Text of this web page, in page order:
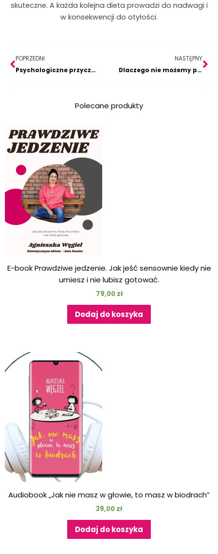
skuteczne. A każda kolejna dieta prowadzi do nadwagi i
w konsekwencji do otyłości.
Prev
POPRZEDNI
Psychologiczne przyczyny otyłości
NASTĘPNY
Dlaczego nie możemy przestać jeść? O książce Chrisa van Tulleken’a „Ultra-processed people”
Polecane produkty
E-book Prawdziwe jedzenie. Jak jeść sensownie kiedy nie
umiesz i nie lubisz gotować.
79,00 zł
Dodaj do koszyka
Audiobook „Jak nie masz w głowie, to masz w biodrach”
39,00 zł
Dodaj do koszyka